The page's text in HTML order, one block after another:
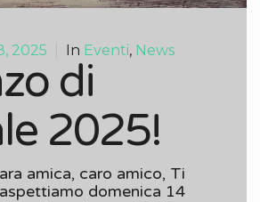
2025 In Eventi, News
di
2025!
ara amica, caro amico, Ti
aspettiamo domenica 14